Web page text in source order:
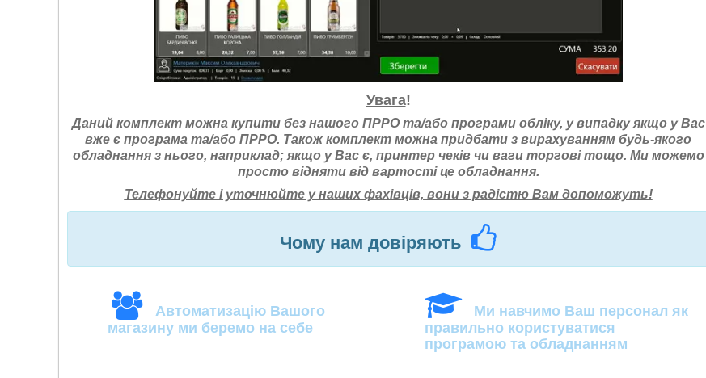
Увага!
Даний комплект можна купити без нашого ПРРО та/або програми обліку, у випадку якщо у Вас
вже є програма та/або ПРРО. Також комплект можна придбати з вирахуванням будь-якого
обладнання з нього, наприклад; якщо у Вас є, принтер чеків чи ваги торгові тощо. Ми можемо
просто відняти від вартості це обладнання.
Телефонуйте і уточнюйте у наших фахівців, вони з радістю Вам допоможуть!
Чому нам довіряють
Автоматизацію Вашого
магазину ми беремо на себе
Ми навчимо Ваш персонал як
правильно користуватися
програмою та обладнанням